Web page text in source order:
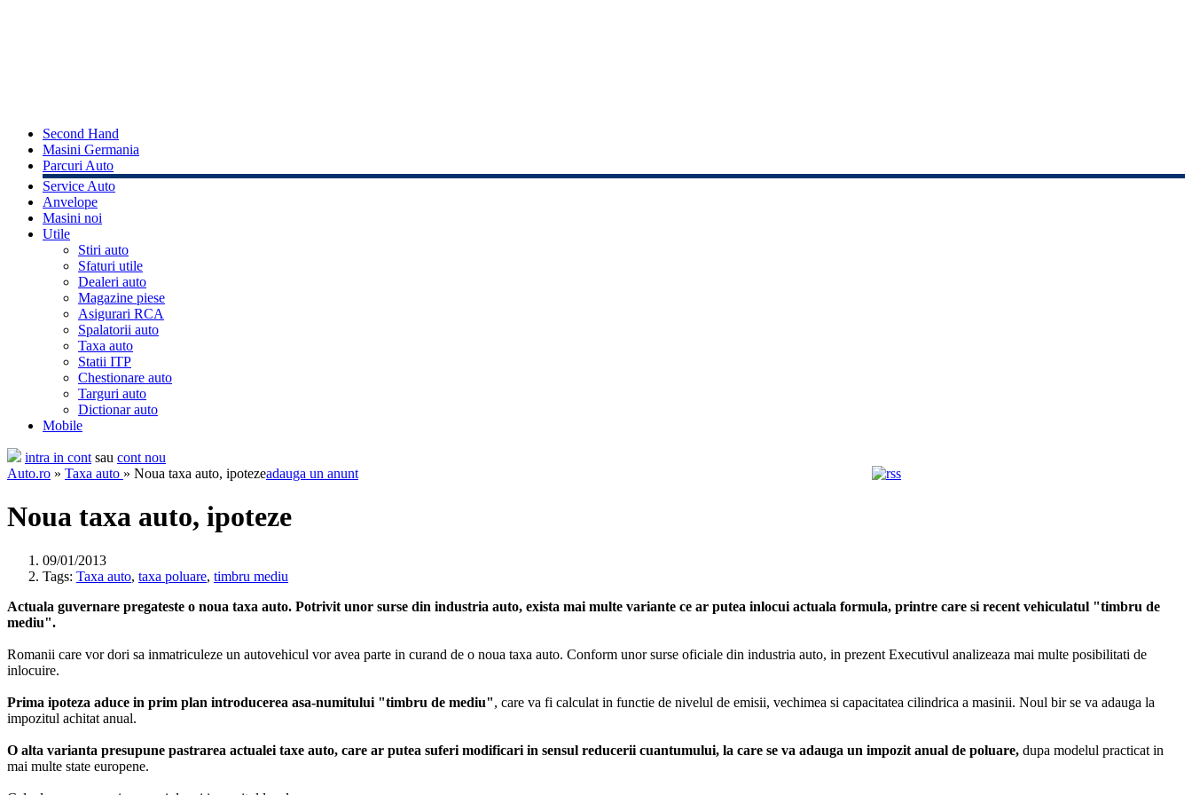
Second Hand
Masini Germania
Parcuri Auto
Service Auto
Anvelope
Masini noi
Utile
Stiri auto
Sfaturi utile
Dealeri auto
Magazine piese
Asigurari RCA
Spalatorii auto
Taxa auto
Statii ITP
Chestionare auto
Targuri auto
Dictionar auto
Mobile
intra in cont sau cont nou
Auto.ro » Taxa auto » Noua taxa auto, ipotezeadauga un anunt
Noua taxa auto, ipoteze
09/01/2013
Tags: Taxa auto, taxa poluare, timbru mediu
Actuala guvernare pregateste o noua taxa auto. Potrivit unor surse din industria auto, exista mai multe variante ce ar putea inlocui actuala formula, printre care si recent vehiculatul "timbru de
mediu".
Romanii care vor dori sa inmatriculeze un autovehicul vor avea parte in curand de o noua taxa auto. Conform unor surse oficiale din industria auto, in prezent Executivul analizeaza mai multe posibilitati de
inlocuire.
Prima ipoteza aduce in prim plan introducerea asa-numitului "timbru de mediu", care va fi calculat in functie de nivelul de emisii, vechimea si capacitatea cilindrica a masinii. Noul bir se va adauga la
impozitul achitat anual.
O alta varianta presupune pastrarea actualei taxe auto, care ar putea suferi modificari in sensul reducerii cuantumului, la care se va adauga un impozit anual de poluare, dupa modelul practicat in
mai multe state europene.